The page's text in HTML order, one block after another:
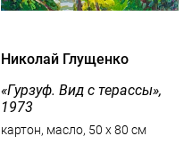
Николай Глущенко
«Гурзуф. Вид с терассы»,
1973
картон, масло, 50 x 80 см